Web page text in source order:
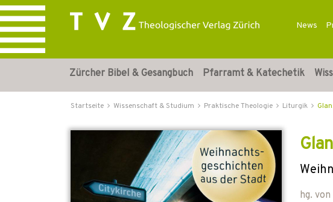
News
Zürcher Bibel & Gesangbuch Pfarramt & Katechetik
Startseite Wissenschaft & Studium Praktische Theologie Liturgik
hg. von